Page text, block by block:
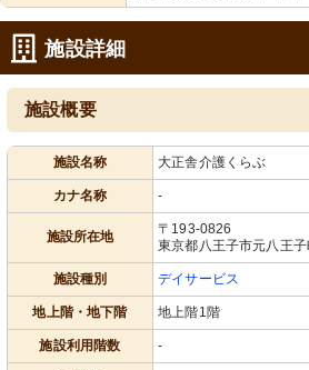
施設詳細
施設概要
施設名称 大正舎介護くらぶ
カナ名称 -
施設所在地
〒193-0826
東京都八王子市元八王
施設種別 デイサービス
地上階・地下階 地上階1階
施設利用階数 -